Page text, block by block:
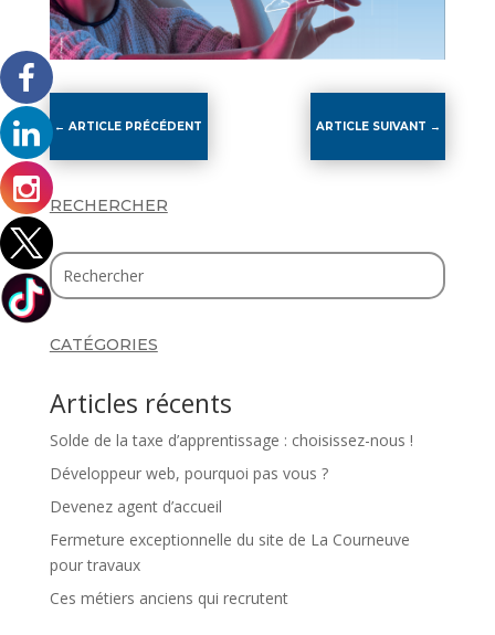
←ARTICLE PRÉCÉDENT ARTICLE SUIVANT →
RECHERCHER
CATÉGORIES
Articles récents
Solde de la taxe d’apprentissage : choisissez-nous !
Développeur web, pourquoi pas vous ?
Devenez agent d’accueil
Fermeture exceptionnelle du site de La Courneuve
pour travaux
Ces métiers anciens qui recrutent